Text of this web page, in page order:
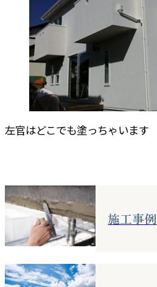
左官はどこでも塗っちゃいます
施工事例